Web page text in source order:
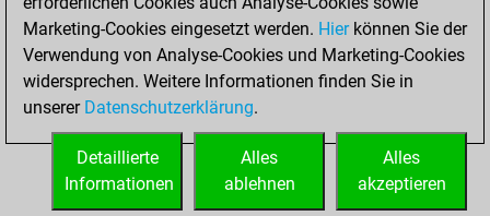
Türme auf der siebten
0
STARTSEITE
Marketing-Cookies eingesetzt werden. Hierkönnen Sie der
Verwendung von Analyse-Cookies und Marketing-Cookies
widersprechen. Weitere Informationen finden Sie in
unserer Datenschutzerklärung.
Alles
akzeptieren
Alles
ablehnen
Detaillierte
Informationen